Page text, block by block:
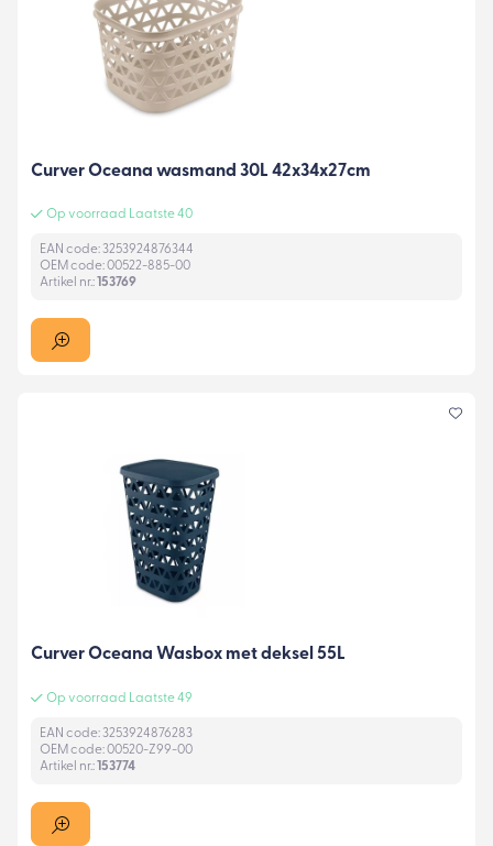
Curver Oceana wasmand 30L 42x34x27cm
Op voorraad Laatste 40
EAN code: 3253924876344
OEM code: 00522-885-00
Artikel nr.:153769
Curver Oceana Wasbox met deksel 55L
Op voorraad Laatste 49
EAN code: 3253924876283
OEM code: 00520-Z99-00
Artikel nr.:153774